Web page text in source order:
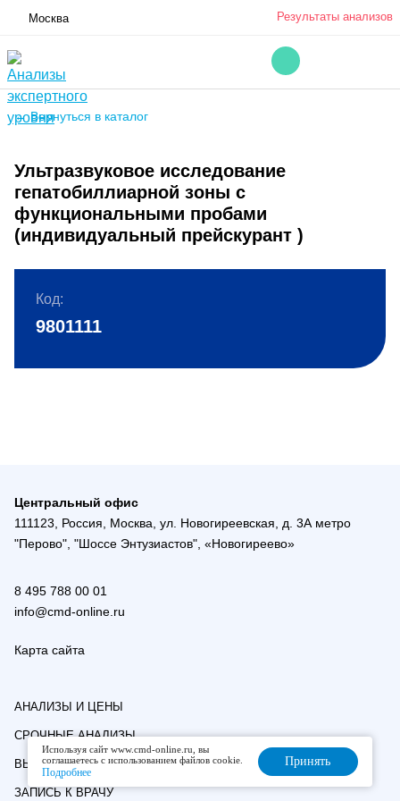
Москва Результаты анализов
← Вернуться в каталог
Ультразвуковое исследование
гепатобиллиарной зоны с
функциональными пробами
(индивидуальный прейскурант )
Код:
9801111
Центральный офис
111123, Россия, Москва, ул. Новогиреевская, д. 3А метро
"Перово", "Шоссе Энтузиастов", «Новогиреево»
8 495 788 00 01
info@cmd-online.ru
Карта сайта
АНАЛИЗЫ И ЦЕНЫ
СРОЧНЫЕ АНАЛИЗЫ
ВЫЕЗДНАЯ СЛУЖБА
ЗАПИСЬ К ВРАЧУ
Используя сайт www.cmd-online.ru, вы
соглашаетесь с использованием файлов cookie.
Подробнее
Принять